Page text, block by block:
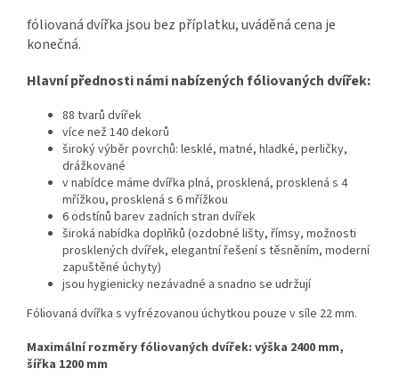
fóliovaná dvířka jsou bez příplatku, uváděná cena je
konečná.
Hlavní přednosti námi nabízených fóliovaných dvířek:
88 tvarů dvířek
více než 140 dekorů
široký výběr povrchů: lesklé, matné, hladké, perličky,
drážkované
v nabídce máme dvířka plná, prosklená, prosklená s 4
mřížkou, prosklená s 6 mřížkou
6 odstínů barev zadních stran dvířek
široká nabídka doplňků (ozdobné lišty, římsy, možnosti
prosklených dvířek, elegantní řešení s těsněním, moderní
zapuštěné úchyty)
jsou hygienicky nezávadné a snadno se udržují
Fóliovaná dvířka s vyfrézovanou úchytkou pouze v síle 22 mm.
Maximální rozměry fóliovaných dvířek: výška 2400 mm,
šířka 1200 mm